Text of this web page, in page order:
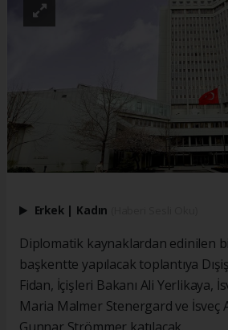
Erkek | Kadın
Diplomatik kaynaklardan edinilen
başkentte yapılacak toplantıya
Fidan, İçişleri Bakanı Ali Yerlikaya,
Maria Malmer Stenergard ve İsveç